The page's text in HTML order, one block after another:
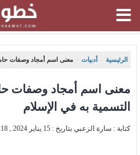
الرئيسية ، أدبيات ، معنى اسم أمجاد وصفات
معنى اسم أمجاد وصفات
التسمية به في الإسلام
كتابة : سارة الزعبي بتاريخ : 15 يناير 2024 , 12:18